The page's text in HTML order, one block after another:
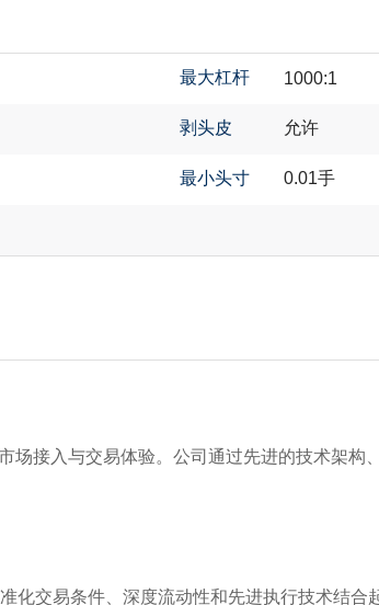
最大杠杆 1000:1
剥头皮 允许
最小头寸 0.01手
接入与交易体验。公司通过先进的技术架构
化交易条件、深度流动性和先进执行技术结合